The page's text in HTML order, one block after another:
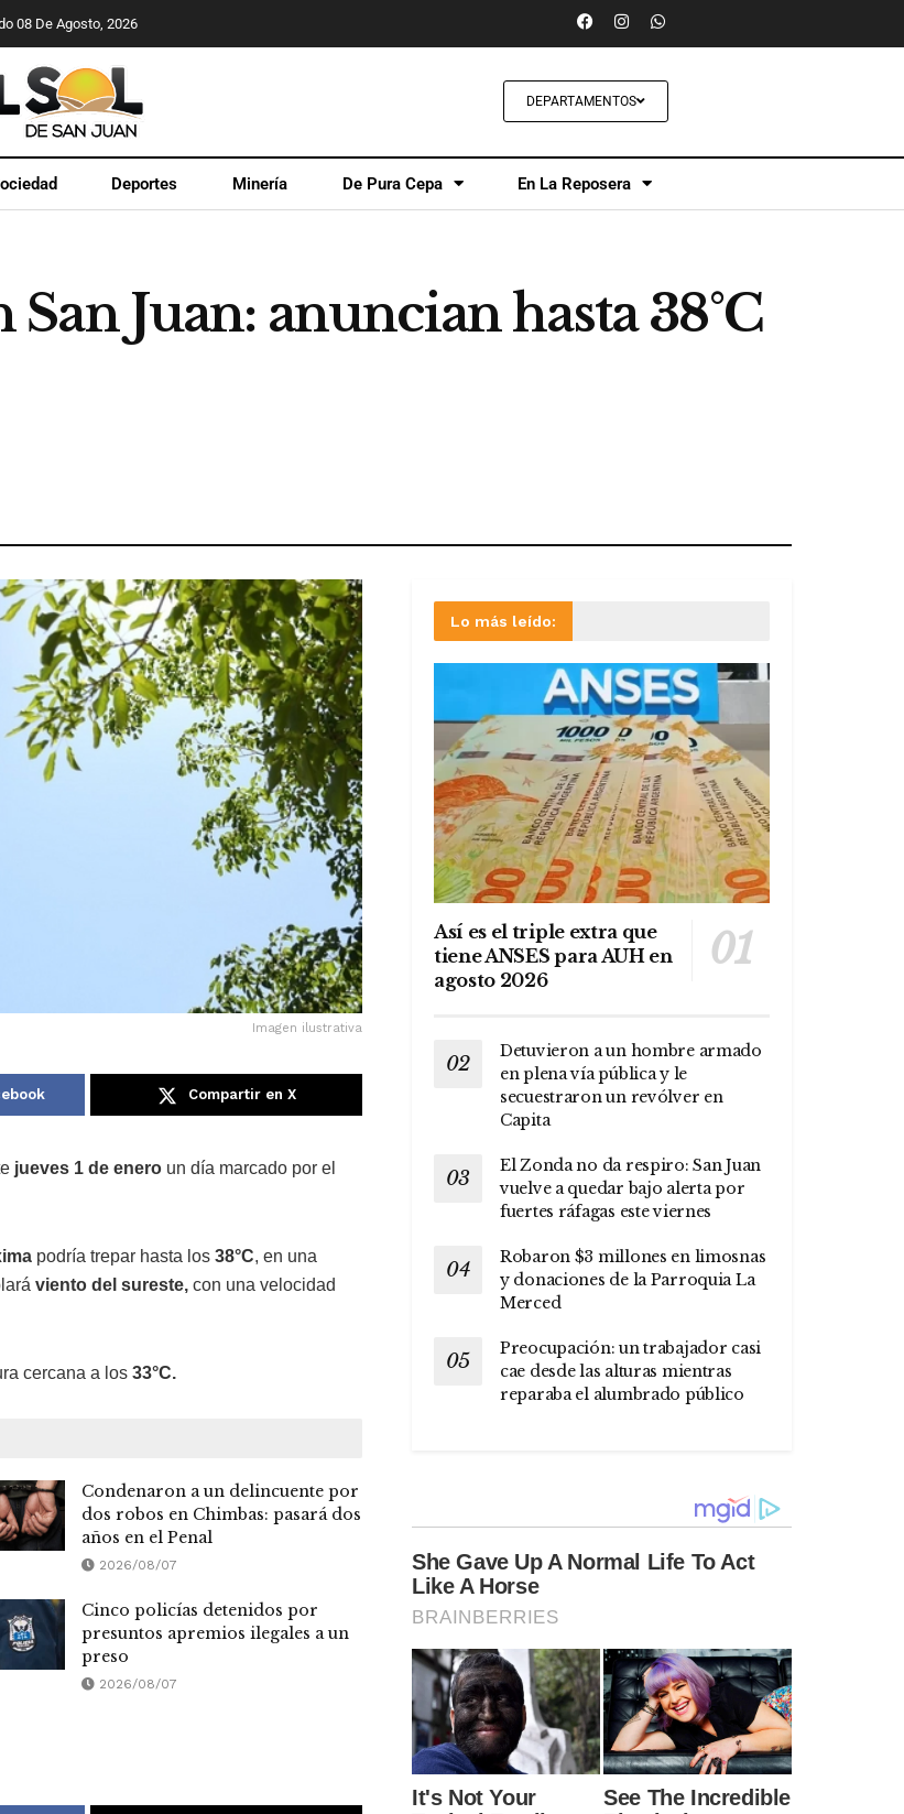
08 De Agosto, 2026
DEPARTAMENTOS
Deportes Minería De Pura Cepa En La Reposera
San Juan: anuncian hasta 38°C
Imagen ilustrativa
Compartir en X
jueves 1 de enero un día marcado por el
podría trepar hasta los 38°C, en una
viento del sureste, con una velocidad
cercana a los 33°C.
Condenaron a un delincuente por
dos robos en Chimbas: pasará dos
años en el Penal
2026/08/07
Cinco policías detenidos por
presuntos apremios ilegales a un
preso
2026/08/07
Lo más leído:
Así es el triple extra que
tiene ANSES para AUH en
agosto 2026
Detuvieron a un hombre armado
en plena vía pública y le
secuestraron un revólver en
Capita
El Zonda no da respiro: San Juan
vuelve a quedar bajo alerta por
fuertes ráfagas este viernes
Robaron $3 millones en limosnas
y donaciones de la Parroquia La
Merced
Preocupación: un trabajador casi
cae desde las alturas mientras
reparaba el alumbrado público